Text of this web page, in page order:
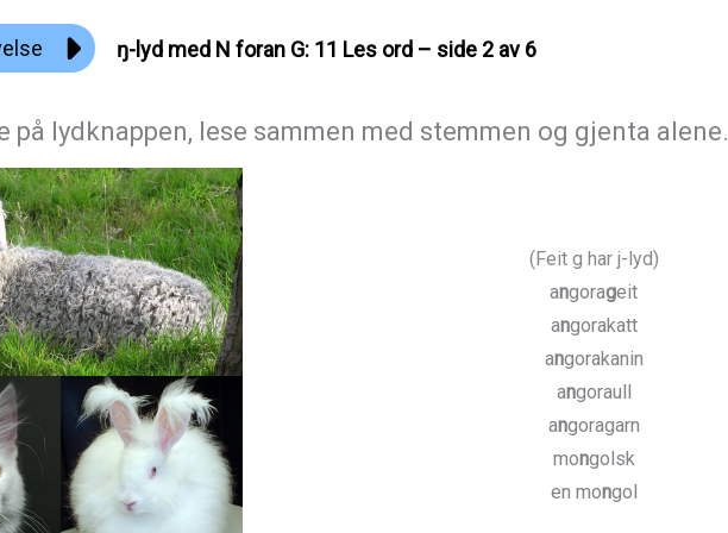
ŋ-lyd med N foran G: 11 Les ord – side 2 av 6
på lydknappen, lese sammen med stemmen og gjenta alene.
(Feit g har j-lyd)
angorageit
angorakatt
angorakanin
angoraull
angoragarn
mongolsk
en mongol